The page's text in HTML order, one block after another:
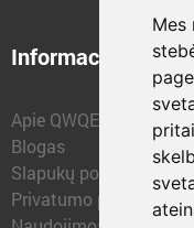
Mes
Informacija
Apie QWQER
Blogas
Slapukų politika
Privatumo politika